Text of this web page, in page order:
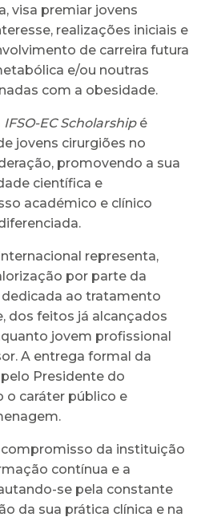
visa premiar jovens
realizações iniciais e
de carreira futura
e/ou noutras
com a obesidade.
IFSO-EC Scholarshipé
jovens cirurgiões no
promovendo a sua
científica e
académico e clínico
representa,
por parte da
ao tratamento
dos feitos já alcançados
jovem profissional
A entrega formal da
Presidente do
o caráter público e
compromisso da instituição
contínua e a
se pela constante
da sua prática clínica e na